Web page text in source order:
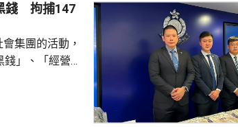
有1.3萬份與
告有關。他
民...
錢 拘捕147
集團的活動，
」、「經營非
犯罪集團在去